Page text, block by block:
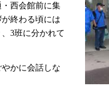
西会館前に集
終わる頃には
3班に分かれて
かに会話しな